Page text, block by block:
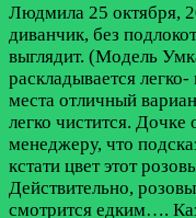
Людмила 25 октября,
диванчик, без
выглядит. (Модель
раскладывается
места отличный
легко чистится.
менеджеру, что
кстати цвет этот
Действительно,
смотрится едким….